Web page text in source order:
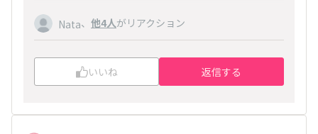
Nata、 他4人がリアクション
いいね 返信する